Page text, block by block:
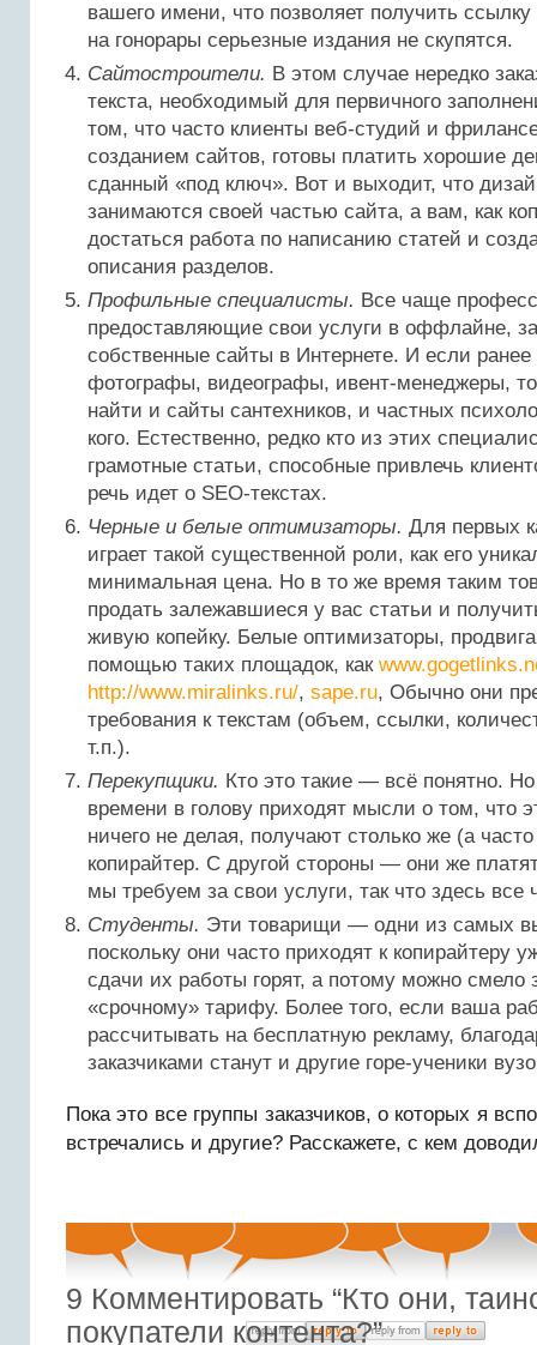
вашего имени, что позволяет получить
на гонорары серьезные издания не скупятся.
Сайтостроители. В этом случае нередко
текста, необходимый для первичного
том, что часто клиенты веб-студий и
созданием сайтов, готовы платить хорошие
сданный «под ключ». Вот и выходит, что
занимаются своей частью сайта, а вам, как
достаться работа по написанию статей и
описания разделов.
Профильные специалисты. Все чаще
предоставляющие свои услуги в оффлайне,
собственные сайты в Интернете. И если
фотографы, видеографы, ивент-менеджеры,
найти и сайты сантехников, и частных
кого. Естественно, редко кто из этих
грамотные статьи, способные привлечь
речь идет о SEO-текстах.
Черные и белые оптимизаторы. Для первых
играет такой существенной роли, как его
минимальная цена. Но в то же время таким
продать залежавшиеся у вас статьи и
живую копейку. Белые оптимизаторы,
помощью таких площадок, как
http://www.miralinks.ru/, sape.ru, Обычно они
требования к текстам (объем, ссылки,
т.п.).
Перекупщики. Кто это такие — всё понятно.
времени в голову приходят мысли о том, что
ничего не делая, получают столько же (а
копирайтер. С другой стороны — они же
мы требуем за свои услуги, так что здесь все
Студенты. Эти товарищи — одни из самых
поскольку они часто приходят к копирайтеру
сдачи их работы горят, а потому можно смело
«срочному» тарифу. Более того, если ваша
рассчитывать на бесплатную рекламу,
заказчиками станут и другие горе-ученики
Пока это все группы заказчиков, о которых я
встречались и другие? Расскажете, с кем
9 Комментировать “Кто они,
покупатели контента?”